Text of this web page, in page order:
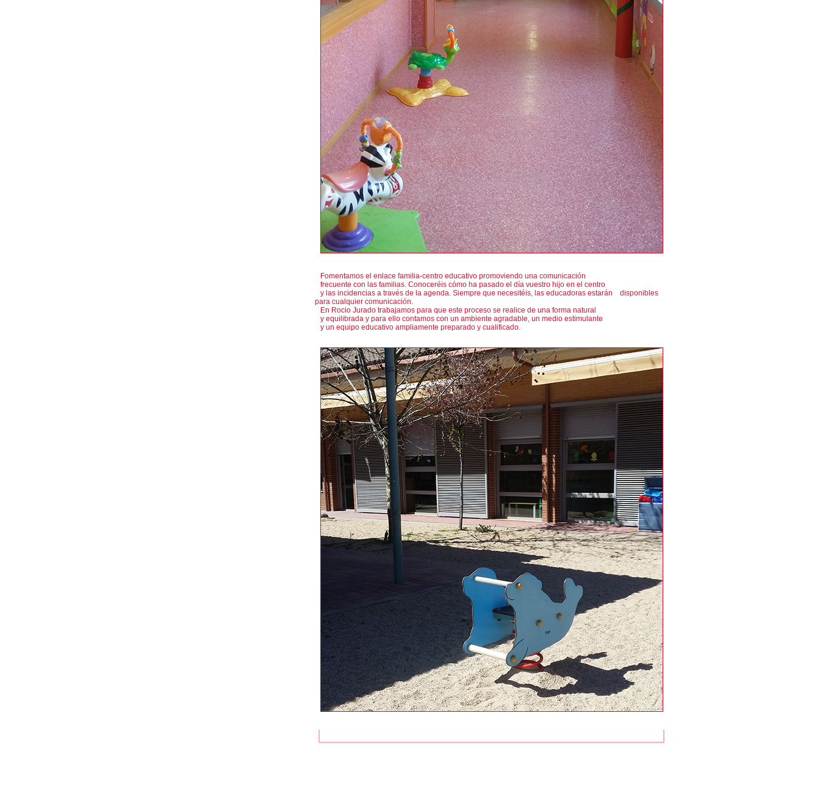
Fomentamos el enlace familia-centro educativo promoviendo una comunicación
frecuente con las familias. Conoceréis cómo ha pasado el día vuestro hijo en el centro
y las incidencias a través de la agenda. Siempre que necesitéis, las educadoras estarán disponibles
para cualquier comunicación.
En Rocio Jurado trabajamos para que este proceso se realice de una forma natural
y equilibrada y para ello contamos con un ambiente agradable, un medio estimulante
y un equipo educativo ampliamente preparado y cualificado.